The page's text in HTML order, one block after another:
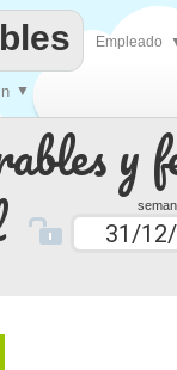
y
▼
Empleado